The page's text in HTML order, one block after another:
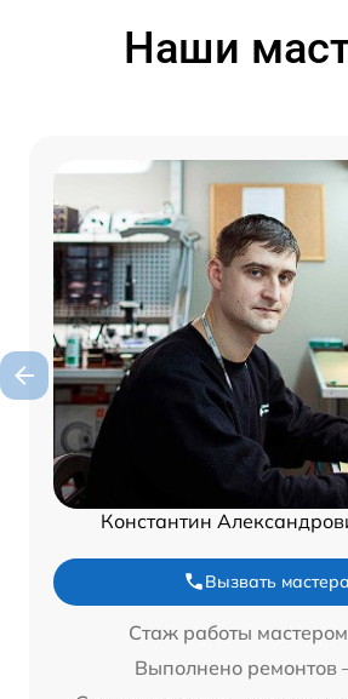
Наши
Константин
Вызвать мастера
Стаж работы
Выполнено ремонтов